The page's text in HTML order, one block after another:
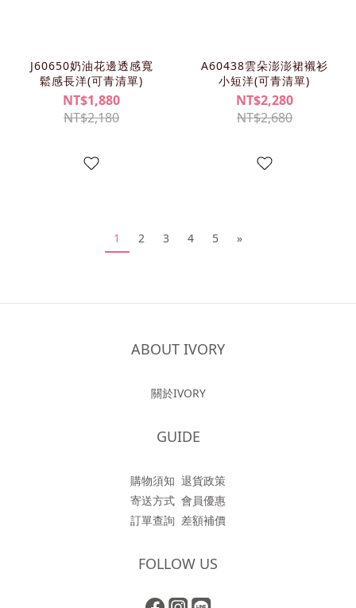
J60650奶油花邊透感寬
鬆感長洋(可青清單)
NT$1,880
NT$2,180
A60438雲朵澎澎裙襯衫
小短洋(可青清單)
NT$2,280
NT$2,680
1 2 3 4 5 »
ABOUT IVORY
關於IVORY
GUIDE
購物須知 退貨政策
寄送方式 會員優惠
訂單查詢 差額補價
FOLLOW US